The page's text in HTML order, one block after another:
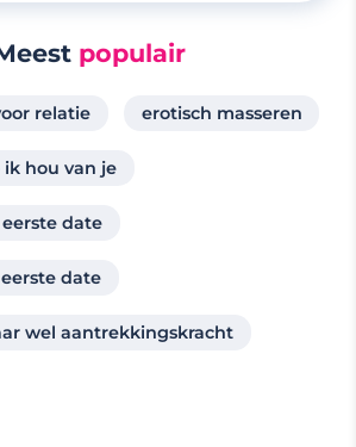
populair
relatie erotisch masseren
hou van je
date
date
wel aantrekkingskracht